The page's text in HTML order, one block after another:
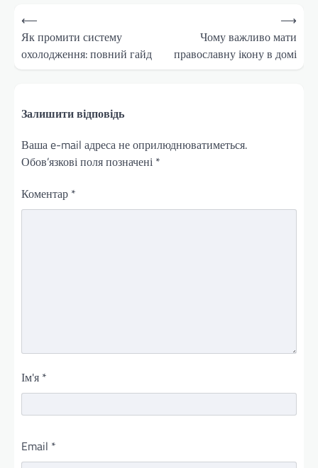
Навігація
записів
⟵
Як промити систему
охолодження: повний гайд
Чому важливо мати
православну ікону в домі
⟶
Залишити відповідь
Ваша e-mail адреса не оприлюднюватиметься.
Обов’язкові поля позначені *
Коментар *
Ім'я *
Email *